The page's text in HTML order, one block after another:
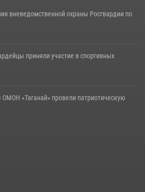
вневедомственной охраны Росгвардии по
приняли участие в спортивных
«Таганай» провели патриотическую